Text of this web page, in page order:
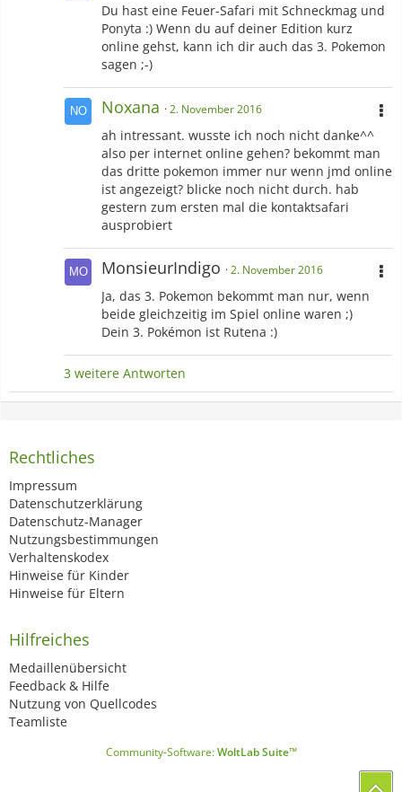
Du hast eine Feuer-Safari mit Schneckmag und
Ponyta :) Wenn du auf deiner Edition kurz
online gehst, kann ich dir auch das 3. Pokemon
sagen ;-)
Noxana 2. November 2016
ah intressant. wusste ich noch nicht danke^^
also per internet online gehen? bekommt man
das dritte pokemon immer nur wenn jmd online
ist angezeigt? blicke noch nicht durch. hab
gestern zum ersten mal die kontaktsafari
ausprobiert
MonsieurIndigo 2. November 2016
Ja, das 3. Pokemon bekommt man nur, wenn
beide gleichzeitig im Spiel online waren ;)
Dein 3. Pokémon ist Rutena :)
3 weitere Antworten
Rechtliches
Impressum
Datenschutzerklärung
Datenschutz-Manager
Nutzungsbestimmungen
Verhaltenskodex
Hinweise für Kinder
Hinweise für Eltern
Hilfreiches
Medaillenübersicht
Feedback & Hilfe
Nutzung von Quellcodes
Teamliste
Community-Software:WoltLab Suite™